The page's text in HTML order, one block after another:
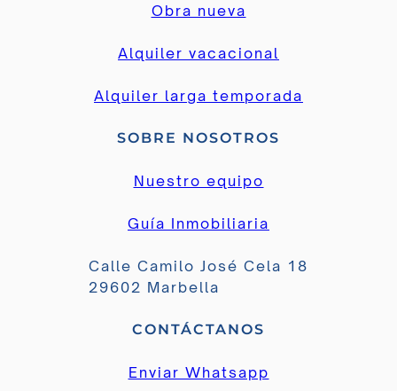
Obra nueva
Alquiler vacacional
Alquiler larga temporada
SOBRE NOSOTROS
Nuestro equipo
Guía Inmobiliaria
Calle Camilo José Cela 18
29602 Marbella
CONTÁCTANOS
Enviar Whatsapp